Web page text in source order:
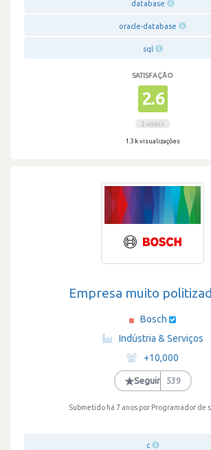
database
oracle-database
sql
SATISFAÇÃO
2.6
2 votos
1.3 k visualizações
Empresa muito
Bosch
Indústria & Serviços
·
+10,000
·
★Seguir 539
Submetido há 7 anos por Programador de
c